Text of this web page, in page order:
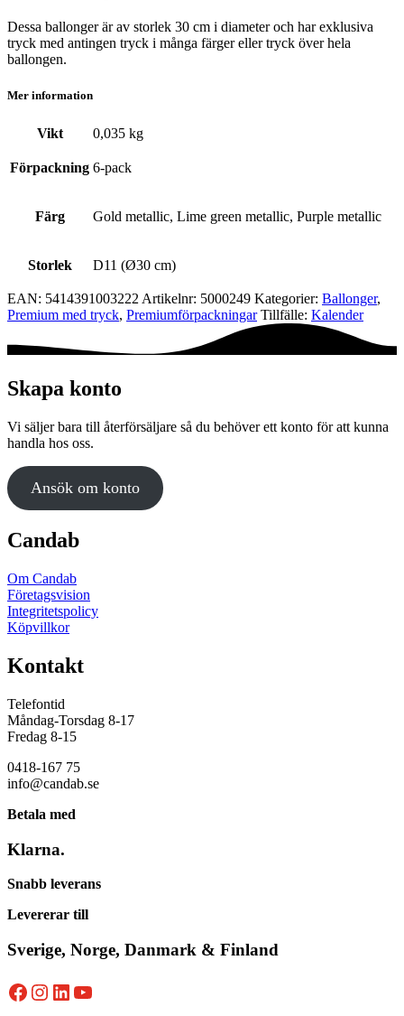
Dessa ballonger är av storlek 30 cm i diameter och har exklusiva
tryck med antingen tryck i många färger eller tryck över hela
ballongen.
Mer information
Vikt 0,035 kg
Förpackning 6-pack
Färg Gold metallic, Lime green metallic, Purple metallic
Storlek D11 (Ø30 cm)
EAN: 5414391003222 Artikelnr: 5000249 Kategorier: Ballonger,
Premium med tryck, Premium­förpackningar Tillfälle: Kalender
Skapa konto
Vi säljer bara till återförsäljare så du behöver ett konto för att kunna
handla hos oss.
Ansök om konto
Candab
Om Candab
Företagsvision
Integritetspolicy
Köpvillkor
Kontakt
Telefontid
Måndag-Torsdag 8-17
Fredag 8-15
0418-167 75
info@candab.se
Betala med
Klarna.
Snabb leverans
Levererar till
Sverige, Norge, Danmark & Finland
Facebook
Instagram
LinkedIn
YouTube